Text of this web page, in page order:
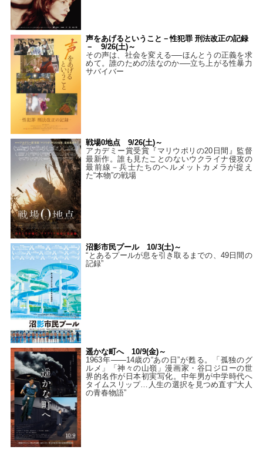
声をあげるということ－性犯罪 刑法改正の記録
－ 9/26(土)～
その声は、社会を変える──ほんとうの正義を求
めて。誰のための法なのか──立ち上がる性暴力
サバイバー
戦場0地点 9/26(土)～
アカデミー賞受賞『マリウポリの20日間』監督
最新作。誰も見たことのないウクライナ侵攻の
最前線－兵士たちのヘルメットカメラが捉え
た“本物”の戦場
沼影市民プール 10/3(土)～
“とあるプールが息を引き取るまでの、49日間の
記録”
遥かな町へ 10/9(金)～
1963年――14歳の“あの日”が甦る。「孤独のグ
ルメ」「神々の山嶺」漫画家・谷口ジローの世
界的名作が日本初実写化。中年男が中学時代へ
タイムスリップ…人生の選択を見つめ直す“大人
の青春物語”